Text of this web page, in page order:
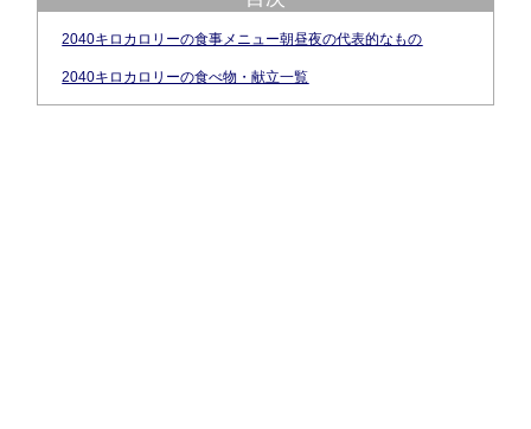
2040キロカロリーの食事メニュー朝昼夜の代表的なもの
2040キロカロリーの食べ物・献立一覧